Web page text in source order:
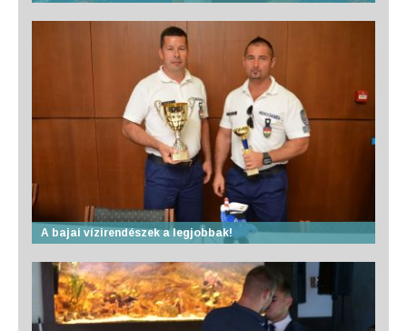
A bajai vízirendészek a legjobbak!